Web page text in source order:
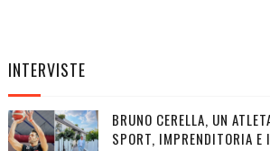
INTERVISTE
BRUNO CERELLA, UN
SPORT, IMPRENDITORIA